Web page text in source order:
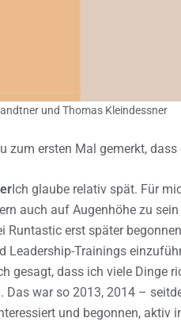
und Thomas Kleindessner
zum ersten Mal gemerkt,
Ich glaube relativ spät. Für
auch auf Augenhöhe zu
Runtastic erst später
Leadership-Trainings
gesagt, dass ich viele Dinge
Das war so 2013, 2014 –
und begonnen, aktiv